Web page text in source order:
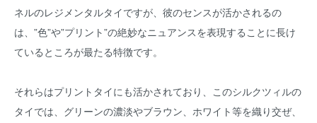
ネルのレジメンタルタイですが、彼のセンスが活かされるの
は、”色”や”プリント”の絶妙なニュアンスを表現することに長け
ているところが最たる特徴です。
それらはプリントタイにも活かされており、このシルクツィルの
タイでは、グリーンの濃淡やブラウン、ホワイト等を織り交ぜ、